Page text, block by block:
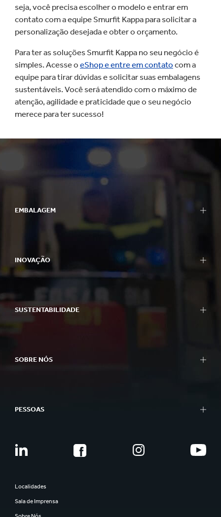
seja, você precisa escolher o modelo e entrar em
contato com a equipe Smurfit Kappa para solicitar a
personalização desejada e obter o orçamento.
Para ter as soluções Smurfit Kappa no seu negócio é
simples. Acesse o eShop e entre em contato com a
equipe para tirar dúvidas e solicitar suas embalagens
sustentáveis. Você será atendido com o máximo de
atenção, agilidade e praticidade que o seu negócio
merece para ter sucesso!
EMBALAGEM
INOVAÇÃO
SUSTENTABILIDADE
SOBRE NÓS
PESSOAS
Localidades
Sala de Imprensa